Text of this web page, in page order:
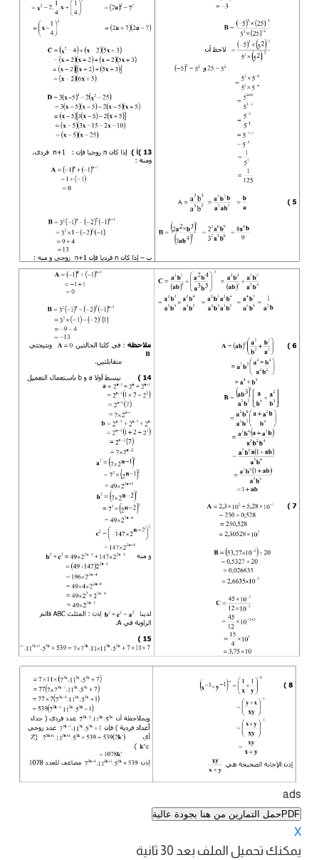
ads
PDFحمل التمارين من هنا بجودة عالية
X
يمكنك تحميل الملف بعد 30 ثانية